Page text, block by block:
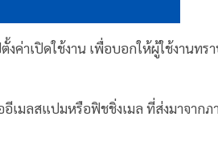
ค่าเปิดใช้งาน เพื่อบอกให้ผู้ใช้งานทร
เมลสแปมหรือฟิชชิ่งเมล ที่ส่งมาจากภ